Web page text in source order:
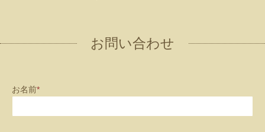
お問い合わせ
お名前*